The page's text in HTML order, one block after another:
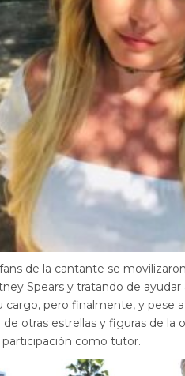
de la cantante se
Spears y tratando de
cargo, pero finalmente, y pese
otras estrellas y figuras de la
como tutor.